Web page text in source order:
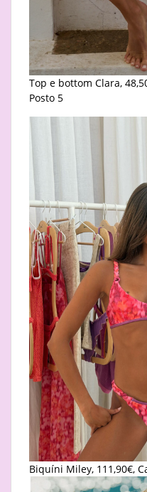
Top e bottom Clara,
Posto 5
Biquíni Miley, 111,90€,